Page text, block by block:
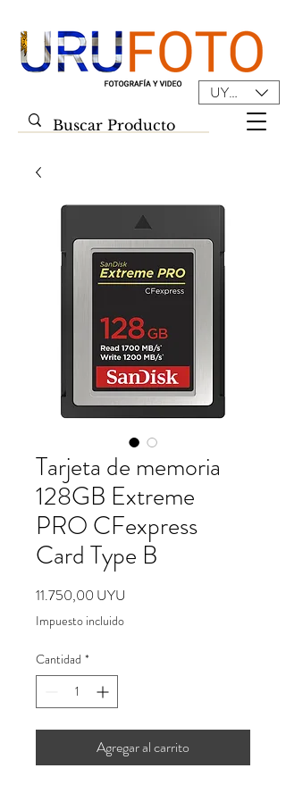
UYU ($U)
Tarjeta de memoria
128GB Extreme
PRO CFexpress
Card Type B
11.750,00 UYU
Impuesto incluido
Cantidad *
Agregar al carrito